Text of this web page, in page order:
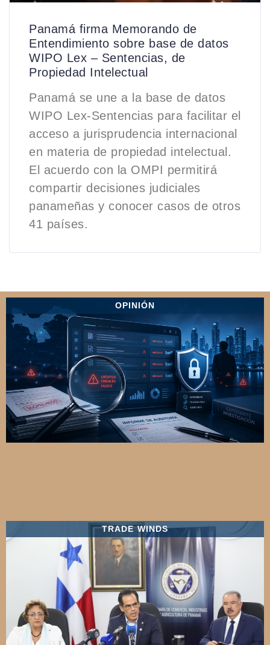
Panamá firma Memorando de
Entendimiento sobre base de datos
WIPO Lex – Sentencias, de
Propiedad Intelectual
Panamá se une a la base de datos
WIPO Lex-Sentencias para facilitar el
acceso a jurisprudencia internacional
en materia de propiedad intelectual.
El acuerdo con la OMPI permitirá
compartir decisiones judiciales
panameñas y conocer casos de otros
41 países.
OPINIÓN
TRADE WINDS